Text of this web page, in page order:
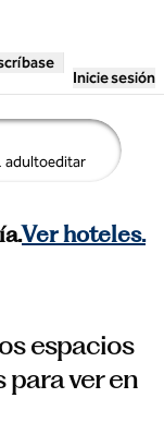
Inicie sesión
adultoeditar
1 habitación, 1
Ver hoteles.
espacios
para ver en